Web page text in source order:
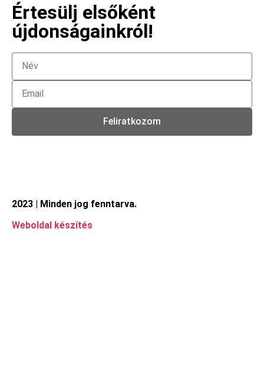
Értesülj elsőként
újdonságainkról!
Feliratkozom
2023 | Minden jog fenntarva.
Weboldal készítés